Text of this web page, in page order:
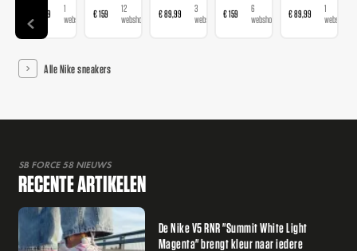
€ 89,99
1
webshop
€ 159
12
webshops
€ 89,99
3
webshops
€ 159
6
webshops
€ 89,99
1
webshop
Alle Nike sneakers
SB FORCE 58 NIEUWS
RECENTE ARTIKELEN
De Nike V5 RNR "Summit White Light
Magenta" brengt kleur naar iedere